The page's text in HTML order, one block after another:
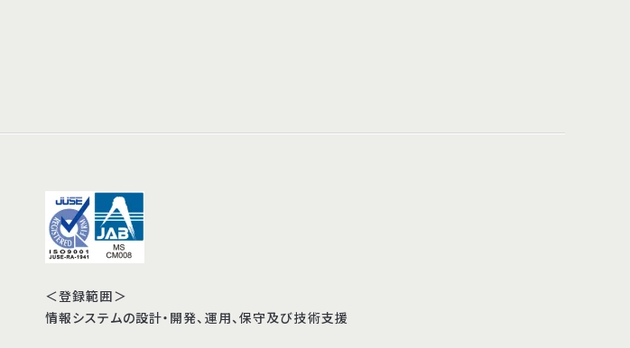
＜登録範囲＞
情報システムの設計・開発、運用、保守及び技術支援